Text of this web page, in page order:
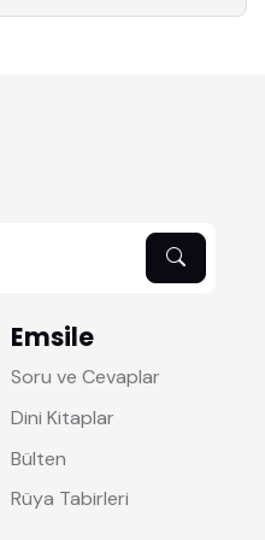
Emsile
Soru ve Cevaplar
Dini Kitaplar
Bülten
Rüya Tabirleri